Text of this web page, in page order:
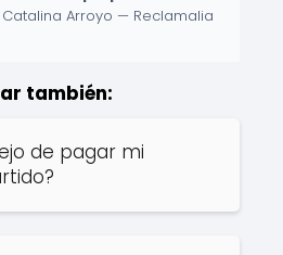
Arroyo — Reclamalia
también:
de pagar mi